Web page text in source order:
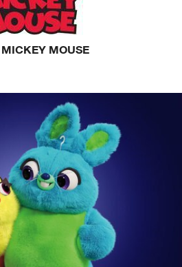
MOUSE